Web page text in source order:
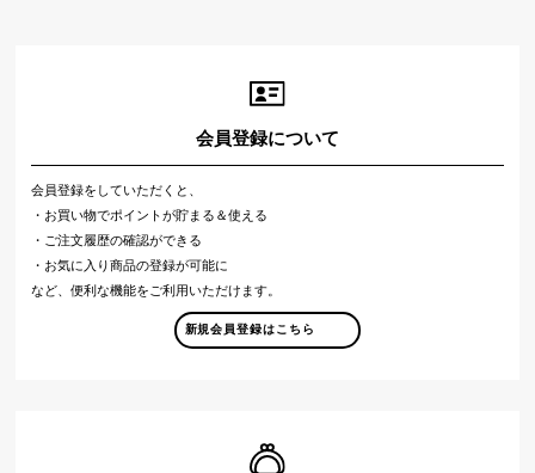
会員登録について
会員登録をしていただくと、
・お買い物でポイントが貯まる＆使える
・ご注文履歴の確認ができる
・お気に入り商品の登録が可能に
など、便利な機能をご利用いただけます。
新規会員登録はこちら